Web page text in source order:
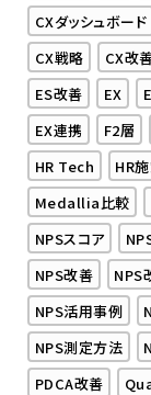
CXダッシュボード
CX戦略
CX改
ES改善
EX
EX連携
F2層
HR Tech
HR
Medallia比較
NPSスコア
NPS改善
NPS
NPS活用事例
NPS測定方法
PDCA改善